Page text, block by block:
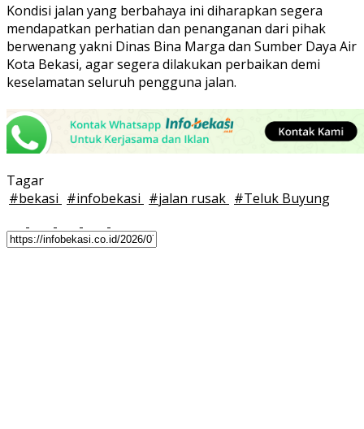
Kondisi jalan yang berbahaya ini diharapkan segera
mendapatkan perhatian dan penanganan dari pihak
berwenang yakni Dinas Bina Marga dan Sumber Daya Air
Kota Bekasi, agar segera dilakukan perbaikan demi
keselamatan seluruh pengguna jalan.
Tagar
#bekasi #infobekasi #jalan rusak #Teluk Buyung